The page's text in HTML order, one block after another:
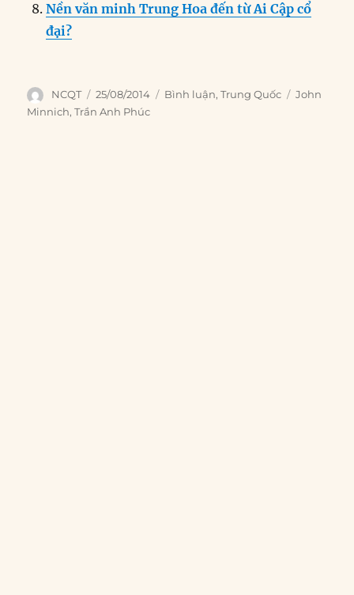
Nền văn minh Trung Hoa đến từ Ai Cập cổ
đại?
Author
NCQT
Posted
on
25/08/2014 Categories
Bình luận,Trung Quốc Tags
John
Minnich,Trần Anh Phúc